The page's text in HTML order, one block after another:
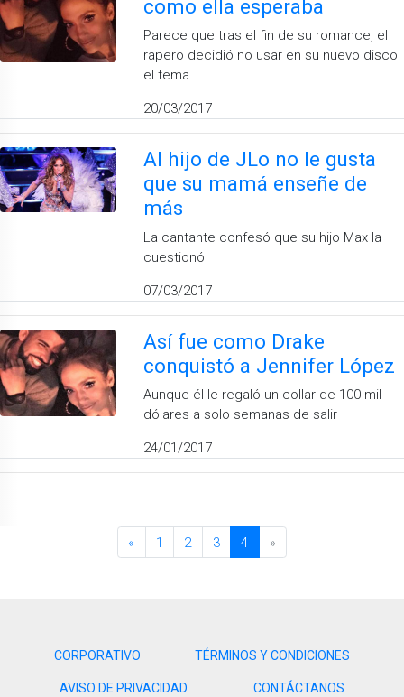
como ella esperaba
Parece que tras el fin de su romance, el
rapero decidió no usar en su nuevo disco
el tema
20/03/2017
Al hijo de JLo no le gusta
que su mamá enseñe de
más
La cantante confesó que su hijo Max la
cuestionó
07/03/2017
Así fue como Drake
conquistó a Jennifer López
Aunque él le regaló un collar de 100 mil
dólares a solo semanas de salir
24/01/2017
« 1 2 3 4 »
CORPORATIVO TÉRMINOS Y CONDICIONES
AVISO DE PRIVACIDAD CONTÁCTANOS